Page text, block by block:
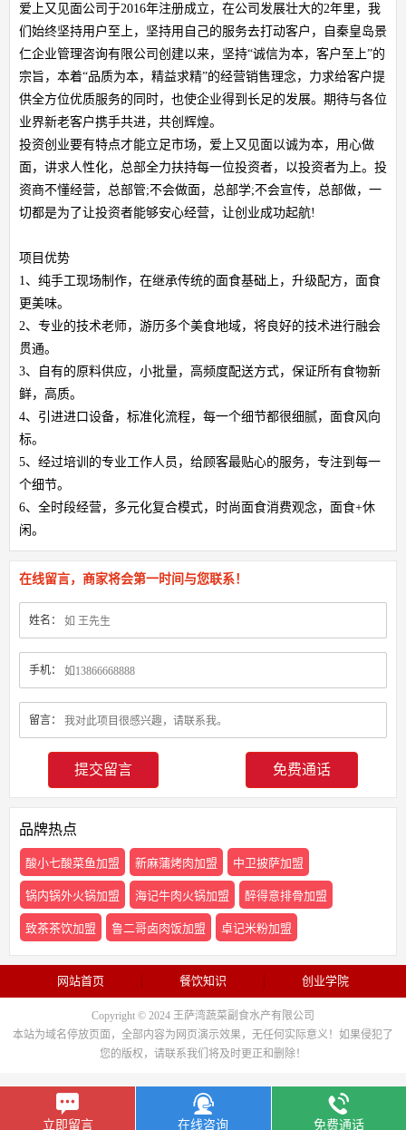
爱上又见面公司于2016年注册成立，在公司发展壮大的2年里，我
们始终坚持用户至上，坚持用自己的服务去打动客户，自秦皇岛景
仁企业管理咨询有限公司创建以来，坚持“诚信为本，客户至上”的
宗旨，本着“品质为本，精益求精”的经营销售理念，力求给客户提
供全方位优质服务的同时，也使企业得到长足的发展。期待与各位
业界新老客户携手共进，共创辉煌。
投资创业要有特点才能立足市场，爱上又见面以诚为本，用心做
面，讲求人性化，总部全力扶持每一位投资者，以投资者为上。投
资商不懂经营，总部管;不会做面，总部学;不会宣传，总部做，一
切都是为了让投资者能够安心经营，让创业成功起航!
项目优势
1、纯手工现场制作，在继承传统的面食基础上，升级配方，面食
更美味。
2、专业的技术老师，游历多个美食地域，将良好的技术进行融会
贯通。
3、自有的原料供应，小批量，高频度配送方式，保证所有食物新
鲜，高质。
4、引进进口设备，标准化流程，每一个细节都很细腻，面食风向
标。
5、经过培训的专业工作人员，给顾客最贴心的服务，专注到每一
个细节。
6、全时段经营，多元化复合模式，时尚面食消费观念，面食+休
闲。
在线留言，商家将会第一时间与您联系！
姓名：
手机：
留言：
免费通话
品牌热点
酸小七酸菜鱼加盟 新麻蒲烤肉加盟 中卫披萨加盟
锅内锅外火锅加盟 海记牛肉火锅加盟 醉得意排骨加盟
致茶茶饮加盟 鲁二哥卤肉饭加盟 卓记米粉加盟
网站首页 餐饮知识 创业学院
Copyright © 2024 王萨湾蔬菜副食水产有限公司
本站为域名停放页面，全部内容为网页演示效果，无任何实际意义！如果侵犯了
您的版权，请联系我们将及时更正和删除！
立即留言 在线咨询 免费通话